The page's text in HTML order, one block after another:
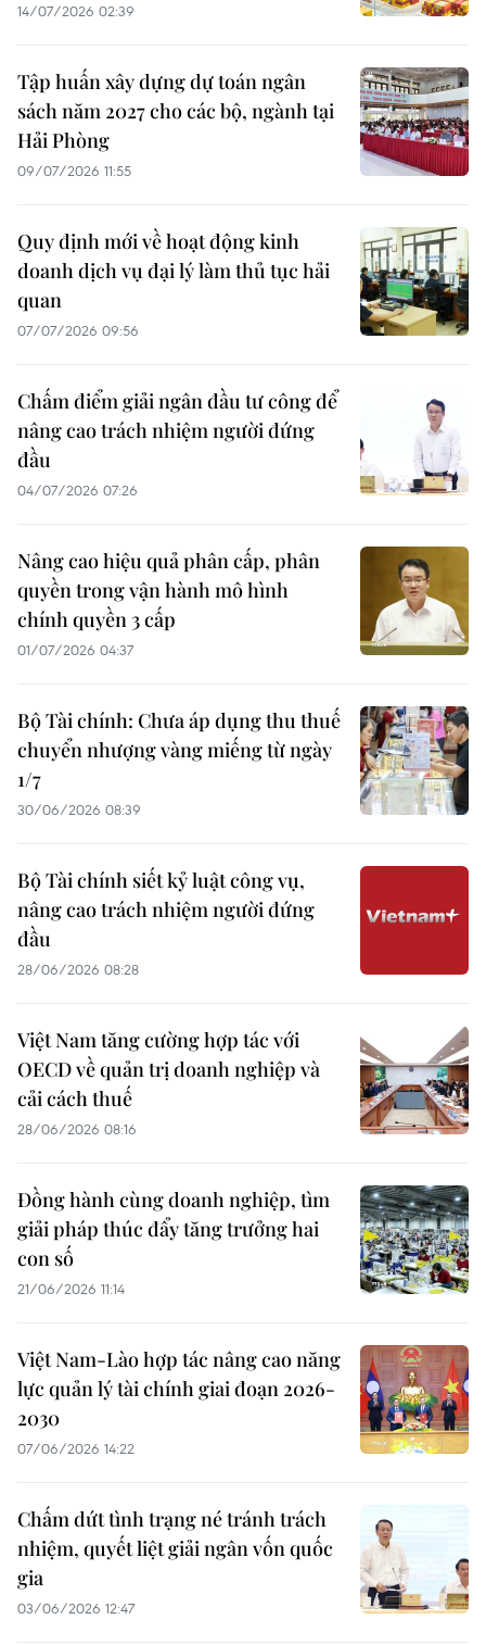
14/07/2026 02:39
Tập huấn xây dựng dự toán ngân
sách năm 2027 cho các bộ, ngành tại
Hải Phòng
09/07/2026 11:55
Quy định mới về hoạt động kinh
doanh dịch vụ đại lý làm thủ tục hải
quan
07/07/2026 09:56
Chấm điểm giải ngân đầu tư công để
nâng cao trách nhiệm người đứng
đầu
04/07/2026 07:26
Nâng cao hiệu quả phân cấp, phân
quyền trong vận hành mô hình
chính quyền 3 cấp
01/07/2026 04:37
Bộ Tài chính: Chưa áp dụng thu thuế
chuyển nhượng vàng miếng từ ngày
1/7
30/06/2026 08:39
Bộ Tài chính siết kỷ luật công vụ,
nâng cao trách nhiệm người đứng
đầu
28/06/2026 08:28
Việt Nam tăng cường hợp tác với
OECD về quản trị doanh nghiệp và
cải cách thuế
28/06/2026 08:16
Đồng hành cùng doanh nghiệp, tìm
giải pháp thúc đẩy tăng trưởng hai
con số
21/06/2026 11:14
Việt Nam-Lào hợp tác nâng cao năng
lực quản lý tài chính giai đoạn 2026-
2030
07/06/2026 14:22
Chấm dứt tình trạng né tránh trách
nhiệm, quyết liệt giải ngân vốn quốc
gia
03/06/2026 12:47